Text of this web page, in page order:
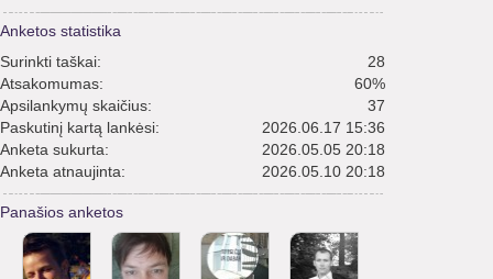
Anketos statistika
Surinkti taškai:
28
Atsakomumas:
60%
Apsilankymų skaičius:
37
Paskutinį kartą lankėsi:
2026.06.17 15:36
Anketa sukurta:
2026.05.05 20:18
Anketa atnaujinta:
2026.05.10 20:18
Panašios anketos